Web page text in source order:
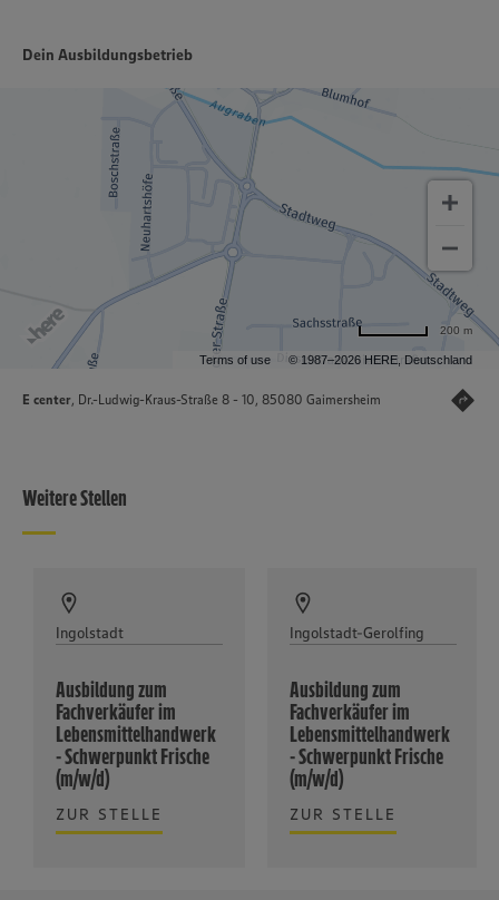
Dein Ausbildungsbetrieb
Terms of use © 1987–2026 HERE, Deutschland
200 m
E center, Dr.-Ludwig-Kraus-Straße 8 - 10, 85080 Gaimersheim
Weitere Stellen
Ingolstadt
Ausbildung zum
Fachverkäufer im
Lebensmittelhandwerk
- Schwerpunkt Frische
(m/w/d)
ZUR STELLE
Ingolstadt-Gerolfing
Ausbildung zum
Fachverkäufer im
Lebensmittelhandwerk
- Schwerpunkt Frische
(m/w/d)
ZUR STELLE